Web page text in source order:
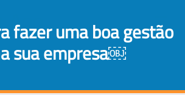
×
sua empresa￼